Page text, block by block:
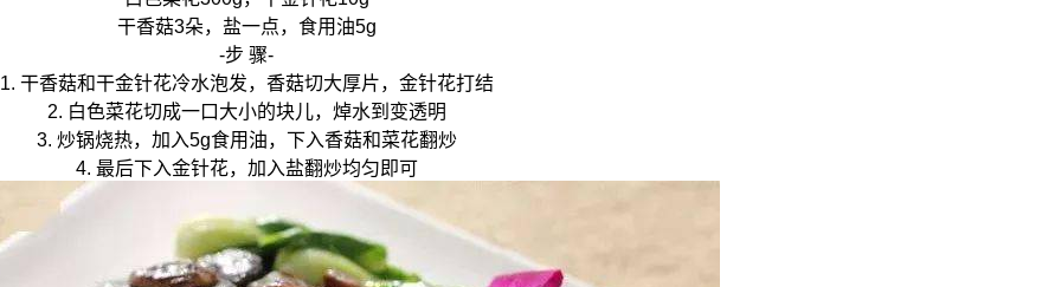
干香菇3朵，盐一点，食用油5g
-步 骤-
1. 干香菇和干金针花冷水泡发，香菇切大厚片，金针花打结
2. 白色菜花切成一口大小的块儿，焯水到变透明
3. 炒锅烧热，加入5g食用油，下入香菇和菜花翻炒
4. 最后下入金针花，加入盐翻炒均匀即可